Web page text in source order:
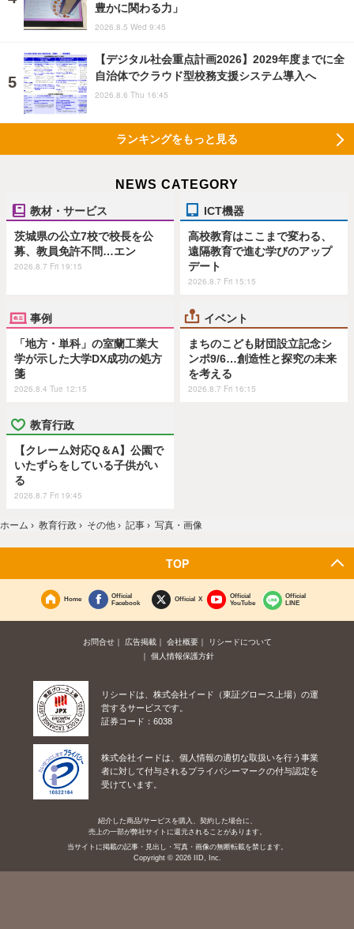
豊かに関わる力」
2026.8.5 Wed 9:45
【デジタル社会重点計画2026】2029年度までに全
自治体でクラウド型校務支援システム導入へ
2026.8.6 Thu 16:45
ランキングをもっと見る
NEWS CATEGORY
教材・サービス
茨城県の公立7校で校長を公
募、教員免許不問…エン
2026.8.7 Fri 19:15
ICT機器
高校教育はここまで変わる、
遠隔教育で進む学びのアップ
デート
2026.8.7 Fri 15:15
事例
「地方・単科」の室蘭工業大
学が示した大学DX成功の処方
箋
2026.8.4 Tue 12:15
イベント
まちのこども財団設立記念シ
ンポ9/6…創造性と探究の未来
を考える
2026.8.7 Fri 16:15
教育行政
【クレーム対応Q＆A】公園で
いたずらをしている子供がい
る
2026.8.7 Fri 19:45
ホーム › 教育行政 › その他 › 記事 › 写真・画像
TOP
Home
Official
Facebook
Official X
Official
YouTube
Official
LINE
お問合せ 広告掲載 会社概要
リシードについて
個人情報保護方針
リシードは、株式会社イード（東証グロース上場）の運
営するサービスです。
証券コード：6038
株式会社イードは、個人情報の適切な取扱いを行う事業
者に対して付与されるプライバシーマークの付与認定を
受けています。
紹介した商品/サービスを購入、契約した場合に、
売上の一部が弊社サイトに還元されることがあります。
当サイトに掲載の記事・見出し・写真・画像の無断転載を禁じます。
Copyright © 2026 IID, Inc.